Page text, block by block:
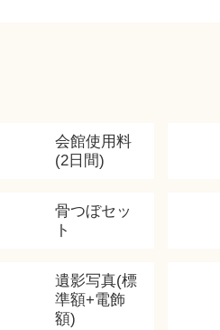
会館使用料
(2日間)
骨つぼセッ
ト
遺影写真(標
準額+電飾
額)